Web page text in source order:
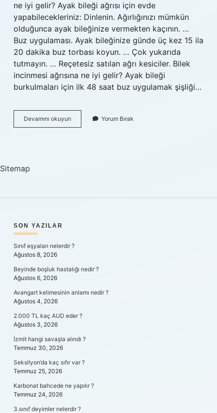
ne iyi gelir? Ayak bileği ağrısı için evde
yapabilecekleriniz: Dinlenin. Ağırlığınızı mümkün
olduğunca ayak bileğinize vermekten kaçının. …
Buz uygulaması. Ayak bileğinize günde üç kez 15 ila
20 dakika buz torbası koyun. … Çok yukarıda
tutmayın. … Reçetesiz satılan ağrı kesiciler. Bilek
incinmesi ağrısına ne iyi gelir? Ayak bileği
burkulmaları için ilk 48 saat buz uygulamak şişliği…
Devamını okuyun
Ağrısı
Yorum Bırak
Sitemap
SIDEBAR
SON YAZILAR
Sınıf eşyaları nelerdir ?
Ağustos 8, 2026
Beyinde boşluk hastalığı nedir ?
Ağustos 6, 2026
Avangart kelimesinin anlamı nedir ?
Ağustos 4, 2026
2.000 TL kaç AUD eder ?
Ağustos 3, 2026
İzmit hangi savaşla alındı ?
Temmuz 30, 2026
Seksilyon’da kaç sıfır var ?
Temmuz 25, 2026
Karbonat bahcede ne yapılır ?
Temmuz 24, 2026
3.sınıf deyimler nelerdir ?